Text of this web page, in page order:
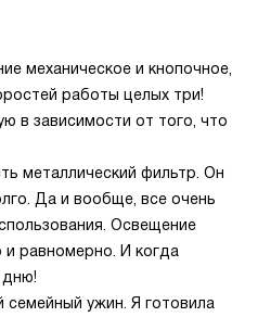
механическое и кнопочное,
работы целых три!
в зависимости от того, что
металлический фильтр. Он
Да и вообще, все очень
Освещение
и равномерно. И когда
дню!
ужин. Я готовила